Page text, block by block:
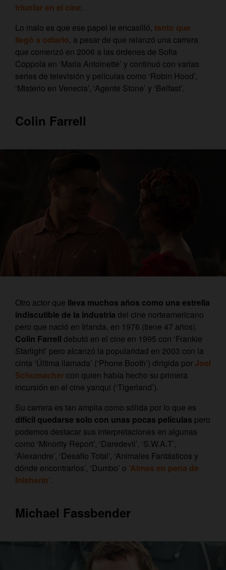
triunfar en el cine.
Lo malo es que ese papel le encasilló, tanto que
llegó a odiarlo, a pesar de que relanzó una carrera
que comenzó en 2006 a las órdenes de Sofia
Coppola en ‘Maria Antoinette’ y continuó con varias
series de televisión y películas como ‘Robin Hood’,
‘Misterio en Venecia’, ‘Agente Stone’ y ‘Belfast’.
Colin Farrell
Otro actor que lleva muchos años como una estrella
indiscutible de la industria del cine norteamericano
pero que nació en Irlanda, en 1976 (tiene 47 años).
Colin Farrell debutó en el cine en 1995 con ‘Frankie
Starlight’ pero alcanzó la popularidad en 2003 con la
cinta ‘Última llamada’ (‘Phone Booth’) dirigida por Joel
Schumacher con quien había hecho su primera
incursión en el cine yanqui (‘Tigerland’).
Su carrera es tan amplia como sólida por lo que es
difícil quedarse solo con unas pocas películas pero
podemos destacar sus interpretaciones en algunas
como ‘Minority Report’, ‘Daredevil’, ‘S.W.A.T’,
‘Alexandre’, ‘Desafío Total’, ‘Animales Fantásticos y
dónde encontrarlos’, ‘Dumbo’ o ‘Almas en pena de
Inisherin’.
Michael Fassbender